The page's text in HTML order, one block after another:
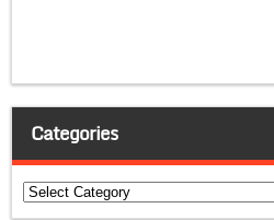
Categories
Categories